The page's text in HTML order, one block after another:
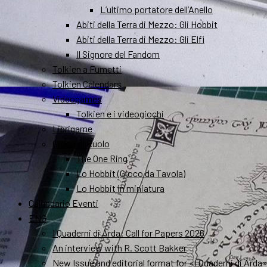
L’ultimo portatore dell’Anello
Abiti della Terra di Mezzo: Gli Hobbit
Abiti della Terra di Mezzo: Gli Elfi
Il Signore del Fandom
Tolkien a Fumetti
Tolkien Calendars
Videogames
Tolkien e i videogiochi
Librigame
Gioco di Ruolo
The One Ring
Lo Hobbit (Gioco da Tavola)
Lo Hobbit in miniatura
Calendario Eventi
ENG
I Quaderni di Arda: Call for Papers 2026
An interview with R. Scott Bakker
New Issue and editorial format for «I Quaderni di Arda»